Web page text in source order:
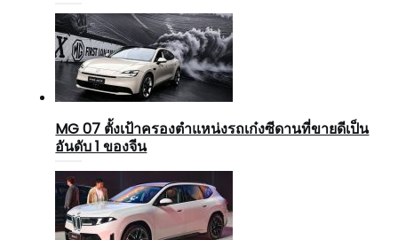
MG 07 ตั้งเป้าครองตำแหน่งรถเก๋งซีดานที่ขายดีเป็น
อันดับ 1 ของจีน